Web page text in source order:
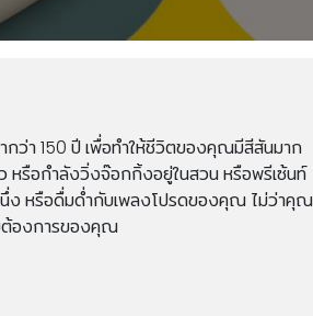
กว่า 150 ปี เพื่อทำให้ชีวิตของคุณมีสีสันมาก
หรือกำลังวิ่งจ๊อกกิ้งอยู่ในสวน หรือพรีเซ้นท์
ง หรือดื่มด่ำกับเพลงโปรดของคุณ ไม่ว่าคุณ
องการของคุณ